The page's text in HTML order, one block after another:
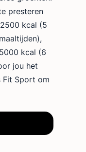
presteren
kcal (5
kcal (6
jou het
Fit Sport om